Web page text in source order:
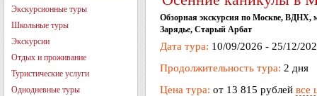
Экскурсионные туры
Школьные туры
Экскурсии
Отдых и проживание
Туристические услуги
Однодневные туры
Обзорная экскурсия по Москве,
Зарядье, Старый Арбат
Дата тура: 10/09/2026 - 25/12/
Продолжительность тура: 2 дня
Цена тура: от 13 815 рублей все